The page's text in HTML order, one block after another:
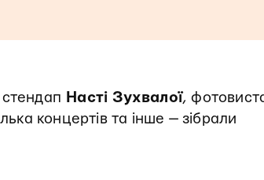
Насті Зухвалої,
концертів та інше — зібрали